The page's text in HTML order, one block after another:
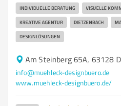
INDIVIDUELLE BERATUNG VISUELLE
KREATIVE AGENTUR DIETZENBACH
DESIGNLÖSUNGEN
Am Steinberg 65A, 63128
info@muehleck-designbuero.de
www.muehleck-designbuero.de/